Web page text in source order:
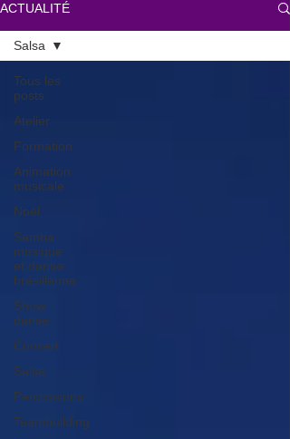
ACTUALITÉ
Tous les
posts
Atelier
Formation
Animation
musicale
Noël
Samba
musique
et danse
brésilienne
Show
danse
Concert
Salsa
Percussions
Teambuilding
Salsa